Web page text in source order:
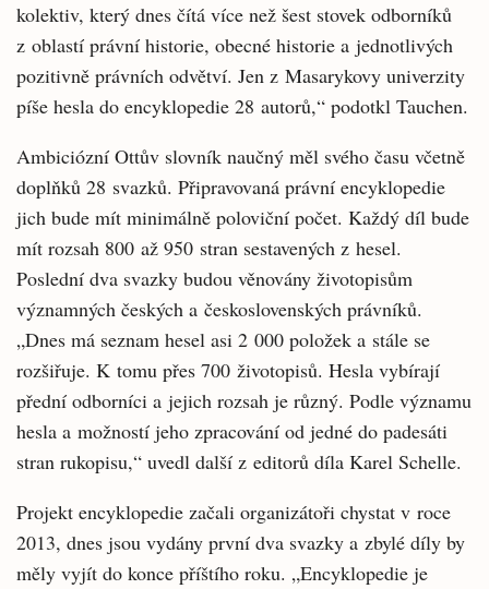
kolektiv, který dnes čítá více než šest stovek odborníků
z oblastí právní historie, obecné historie a jednotlivých
pozitivně právních odvětví. Jen z Masarykovy univerzity
píše hesla do encyklopedie 28 autorů,“ podotkl Tauchen.
Ambiciózní Ottův slovník naučný měl svého času včetně
doplňků 28 svazků. Připravovaná právní encyklopedie
jich bude mít minimálně poloviční počet. Každý díl bude
mít rozsah 800 až 950 stran sestavených z hesel.
Poslední dva svazky budou věnovány životopisům
významných českých a československých právníků.
„Dnes má seznam hesel asi 2 000 položek a stále se
rozšiřuje. K tomu přes 700 životopisů. Hesla vybírají
přední odborníci a jejich rozsah je různý. Podle významu
hesla a možností jeho zpracování od jedné do padesáti
stran rukopisu,“ uvedl další z editorů díla Karel Schelle.
Projekt encyklopedie začali organizátoři chystat v roce
2013, dnes jsou vydány první dva svazky a zbylé díly by
měly vyjít do konce příštího roku. „Encyklopedie je